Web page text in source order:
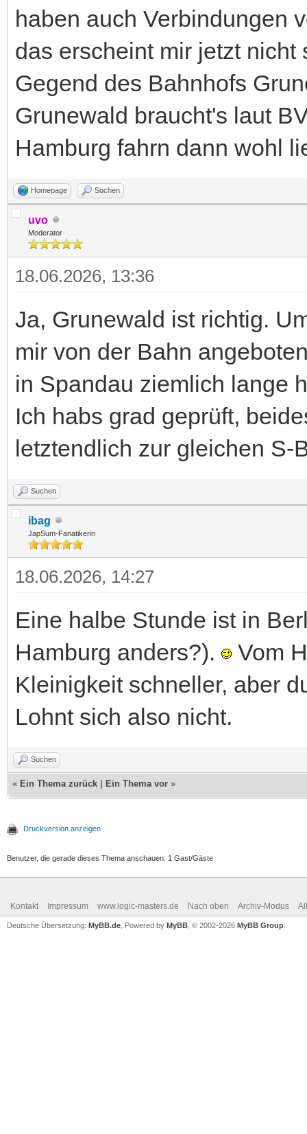
haben auch Verbindungen
das erscheint mir jetzt
Gegend des Bahnhofs
Grunewald braucht's laut
Hamburg fahrn dann wohl
Homepage Suchen
uvo
Moderator
18.06.2026, 13:36
Ja, Grunewald ist richtig.
mir von der Bahn
in Spandau ziemlich lange
Ich habs grad geprüft,
letztendlich zur gleichen S-
Suchen
ibag
JapSum-Fanatikerin
18.06.2026, 14:27
Eine halbe Stunde ist in
Hamburg anders?).
Vom
Kleinigkeit schneller, aber
Lohnt sich also nicht.
Suchen
« Ein Thema zurück Ein Thema vor »
Druckversion anzeigen
Benutzer, die gerade dieses Thema anschauen: 1 Gast/Gäste
Kontakt Impressum www.logic-masters.de Nach oben Archiv-Modus
Deutsche Übersetzung: MyBB.de , Powered by MyBB , © 2002-2026 MyBB Group